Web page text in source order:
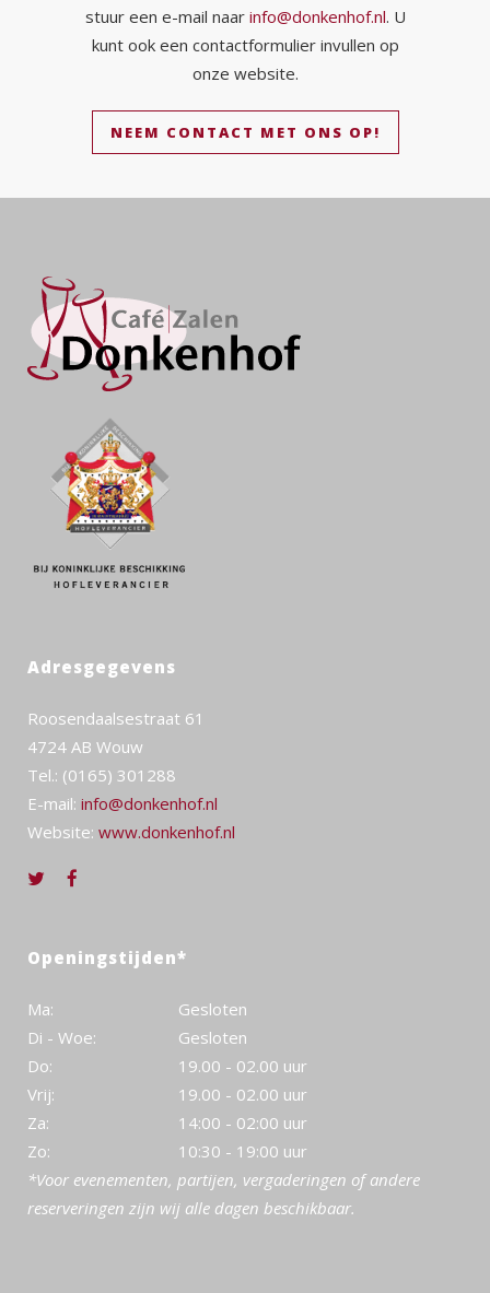
stuur een e-mail naar info@donkenhof.nl. U
kunt ook een contactformulier invullen op
onze website.
NEEM CONTACT MET ONS OP!
Adresgegevens
Roosendaalsestraat 61
4724 AB Wouw
Tel.: (0165) 301288
E-mail: info@donkenhof.nl
Website: www.donkenhof.nl
Openingstijden*
Ma:
Gesloten
Di - Woe:
Gesloten
Do:
19.00 - 02.00 uur
Vrij:
19.00 - 02.00 uur
Za:
14:00 - 02:00 uur
Zo:
10:30 - 19:00 uur
*Voor evenementen, partijen, vergaderingen of andere
reserveringen zijn wij alle dagen beschikbaar.